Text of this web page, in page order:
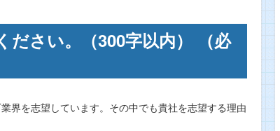
ださい。（300字以内） （必
界を志望しています。その中でも貴社を志望する理由